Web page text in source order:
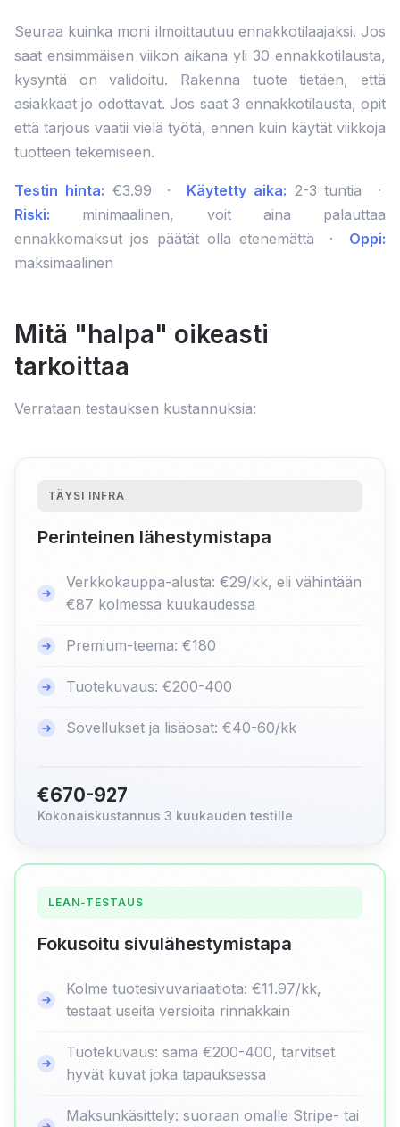
Seuraa kuinka moni ilmoittautuu ennakkotilaajaksi. Jos
saat ensimmäisen viikon aikana yli 30 ennakkotilausta,
kysyntä on validoitu. Rakenna tuote tietäen, että
asiakkaat jo odottavat. Jos saat 3 ennakkotilausta, opit
että tarjous vaatii vielä työtä, ennen kuin käytät viikkoja
tuotteen tekemiseen.
Testin hinta: €3.99 · Käytetty aika: 2-3 tuntia ·
Riski: minimaalinen, voit aina palauttaa
ennakkomaksut jos päätät olla etenemättä · Oppi:
maksimaalinen
Mitä "halpa" oikeasti
tarkoittaa
Verrataan testauksen kustannuksia:
TÄYSI INFRA
Perinteinen lähestymistapa
Verkkokauppa-alusta: €29/kk, eli vähintään
€87 kolmessa kuukaudessa
Premium-teema: €180
Tuotekuvaus: €200-400
Sovellukset ja lisäosat: €40-60/kk
€670-927
Kokonaiskustannus 3 kuukauden testille
LEAN-TESTAUS
Fokusoitu sivulähestymistapa
Kolme tuotesivuvariaatiota: €11.97/kk,
testaat useita versioita rinnakkain
Tuotekuvaus: sama €200-400, tarvitset
hyvät kuvat joka tapauksessa
Maksunkäsittely: suoraan omalle Stripe- tai